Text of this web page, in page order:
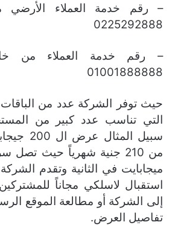
– رقم خدمة العملاء
0225292888
01001888888
حيث توفر الشركة عدد من
التي تناسب عدد كبير من
سبيل
ميجابايت في الثانية وتقدم
استقبال لاسلكي مجاناً
إلى الشركة أو مطالعة الموقع
تفاصيل العرض.